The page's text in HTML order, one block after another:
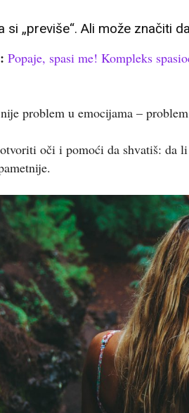
si „previše“. Ali može značiti
Popaje, spasi me! Kompleks
problem u emocijama –
oči i pomoći da shvatiš: da